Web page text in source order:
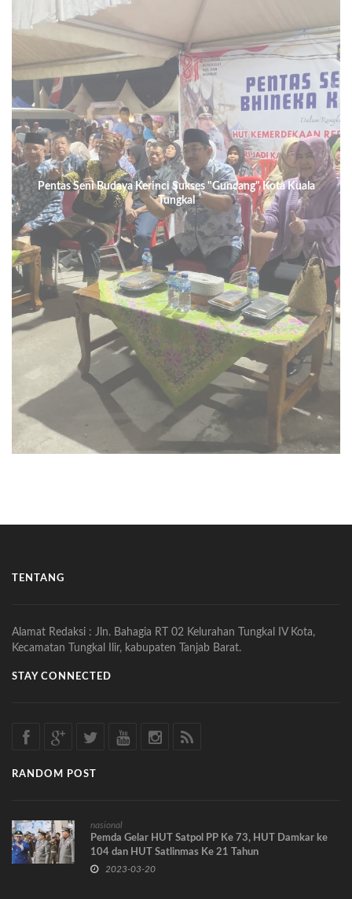
Pentas Seni Budaya Kerinci Sukses "Guncang" Kota Kuala
Tungkal
TENTANG
Alamat Redaksi : Jln. Bahagia RT 02 Kelurahan Tungkal IV Kota,
Kecamatan Tungkal Ilir, kabupaten Tanjab Barat.
STAY CONNECTED
RANDOM POST
nasional
Pemda Gelar HUT Satpol PP Ke 73, HUT Damkar ke
104 dan HUT Satlinmas Ke 21 Tahun
2023-03-20